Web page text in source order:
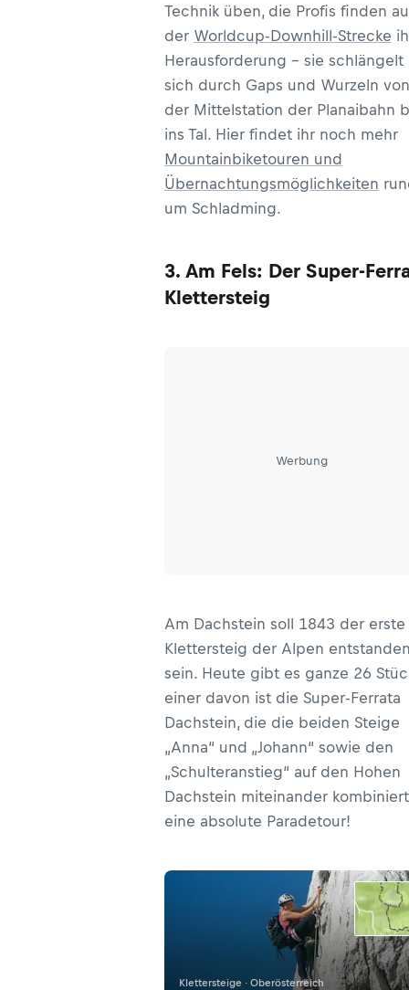
Technik üben, die Profis finden
der Worldcup-Downhill-Strecke
Herausforderung – sie schlängelt
sich durch Gaps und Wurzeln von
der Mittelstation der Planaibahn
ins Tal. Hier findet ihr noch mehr
Mountainbiketouren und
Übernachtungsmöglichkeiten
um Schladming.
3. Am Fels: Der Super-
Klettersteig
Werbung
Am Dachstein soll 1843 der erste
Klettersteig der Alpen entstanden
sein. Heute gibt es ganze 26
einer davon ist die Super-Ferrata
Dachstein, die die beiden Steige
„Anna“ und „Johann“ sowie den
„Schulteranstieg“ auf den Hohen
Dachstein miteinander
eine absolute Paradetour!
Klettersteige · Oberösterreich